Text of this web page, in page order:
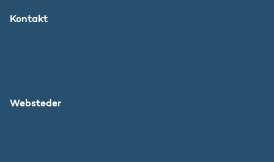
Kontakt
Websteder